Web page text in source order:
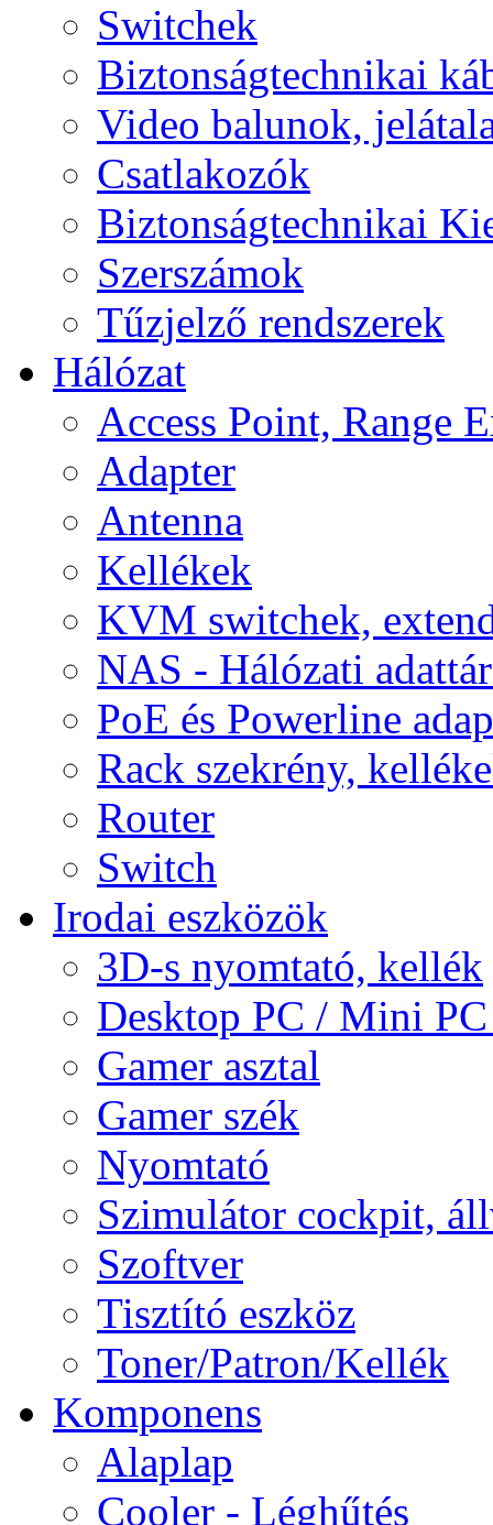
Switchek
Biztonságtechnikai
Video balunok,
Csatlakozók
Biztonságtechnikai
Szerszámok
Tűzjelző rendszerek
Hálózat
Access Point, Range
Adapter
Antenna
Kellékek
KVM switchek,
NAS - Hálózati
PoE és Powerline
Rack szekrény,
Router
Switch
Irodai eszközök
3D-s nyomtató, kellék
Desktop PC / Mini
Gamer asztal
Gamer szék
Nyomtató
Szimulátor cockpit,
Szoftver
Tisztító eszköz
Toner/Patron/Kellék
Komponens
Alaplap
Cooler - Léghűtés